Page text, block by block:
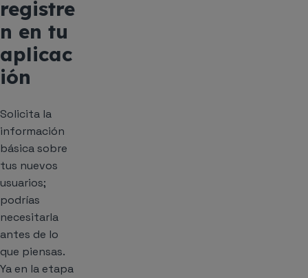
registre
n en tu
aplicac
ión
Solicita la
información
básica sobre
tus nuevos
usuarios;
podrías
necesitarla
antes de lo
que piensas.
Ya en la etapa